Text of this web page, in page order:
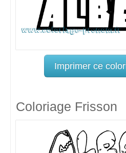
Imprimer ce
Coloriage Frisson